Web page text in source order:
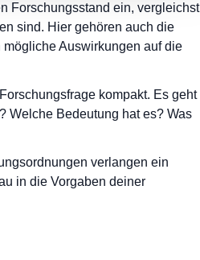
Forschungsstand ein, vergleichst
sind. Hier gehören auch die
Auswirkungen auf die
kompakt. Es geht
Welche Bedeutung hat es? Was
verlangen ein
in die Vorgaben deiner